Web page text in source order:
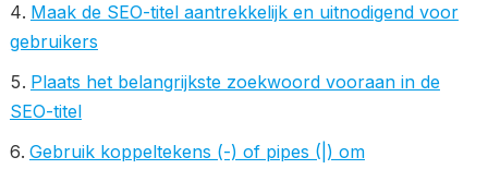
Maak de SEO-titel aantrekkelijk en uitnodigend voor
gebruikers
Plaats het belangrijkste zoekwoord vooraan in de
SEO-titel
Gebruik koppeltekens (-) of pipes (|) om